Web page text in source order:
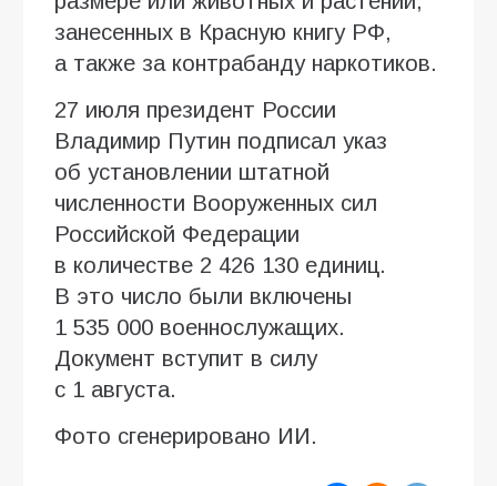
занесенных в Красную книгу РФ,
а также за контрабанду наркотиков.
27 июля президент России
Владимир Путин подписал указ
об установлении штатной
численности Вооруженных сил
Российской Федерации
в количестве 2 426 130 единиц.
В это число были включены
1 535 000 военнослужащих.
Документ вступит в силу
с 1 августа.
Фото сгенерировано ИИ.